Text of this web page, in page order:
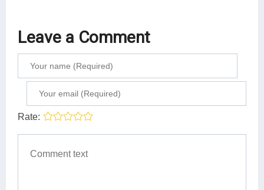
Leave a Comment
Rate: